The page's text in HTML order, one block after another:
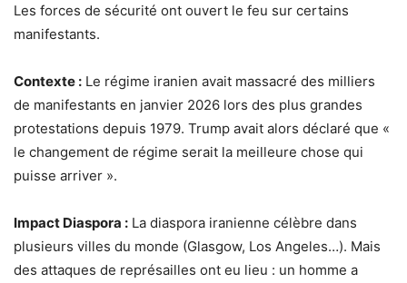
Les forces de sécurité ont ouvert le feu sur certains
manifestants.
Contexte : Le régime iranien avait massacré des milliers
de manifestants en janvier 2026 lors des plus grandes
protestations depuis 1979. Trump avait alors déclaré que «
le changement de régime serait la meilleure chose qui
puisse arriver ».
Impact Diaspora : La diaspora iranienne célèbre dans
plusieurs villes du monde (Glasgow, Los Angeles…). Mais
des attaques de représailles ont eu lieu : un homme a